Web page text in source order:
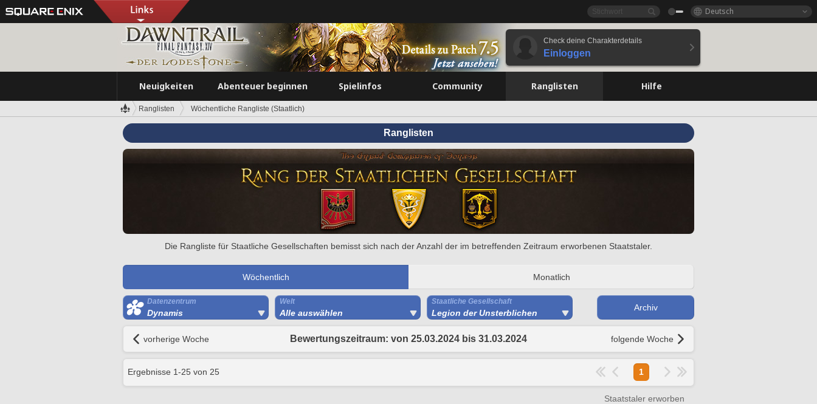
Deutsch
Check deine Charakterdetails
Einloggen
Neuigkeiten Abenteuer beginnen Spielinfos Community Ranglisten Hilfe
Ranglisten Wöchentliche Rangliste (Staatlich)
Ranglisten
Die Rangliste für Staatliche Gesellschaften bemisst sich nach der Anzahl der im betreffenden Zeitraum erworbenen Staatstaler.
Wöchentlich Monatlich
Datenzentrum
Dynamis
Welt
Alle auswählen
Staatliche Gesellschaft
Legion der Unsterblichen
Archiv
vorherige Woche Bewertungszeitraum: von 25.03.2024 bis 31.03.2024 folgende Woche
Ergebnisse 1-25 von 25 1
Staatstaler erworben